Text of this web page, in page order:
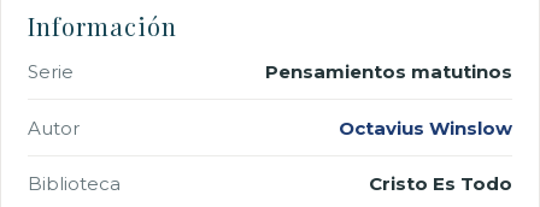
Información
Serie Pensamientos matutinos
Autor Octavius Winslow
Biblioteca Cristo Es Todo